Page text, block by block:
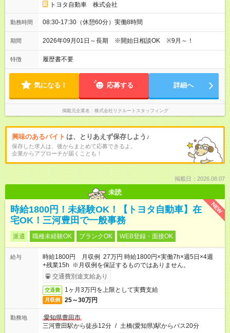
トヨタ自動車 株式会社
勤務時間 08:30-17:30（休憩60分）実働8時間
期間 2026年09月01日～長期 ※開始日相談OK ※9月～！
特徴 履歴書不要
気になる！ 応募する 詳細へ
掲載元企業名 株式会社リクルートスタッフィング
興味のあるバイト は、とりあえず保存しよう♪
保存した求人は、後からまとめて応募できるよ。
企業からアプローチが届くことも！
掲載日：2026.08.07
未読
NEW
時給1800円！未経験OK！【トヨタ自動車】在
宅OK！三河豊田で一般事務
派遣 職種未経験OK ブランクOK WEB登録・面接OK
給与
時給1800円 月収例 27万円 時給1800円×実働7h×週5日×4週
+残業15h ※月収例を保証するものではありません。
交通費別途支給あり
交通費 1ヶ月3万円を上限として実費支給
月収例 25～30万円
勤務地
愛知県豊田市
三河豊田駅から徒歩12分 / 土橋(愛知県)駅からバス20分